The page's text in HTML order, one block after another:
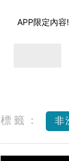
APP限定內容!
標籤： 非